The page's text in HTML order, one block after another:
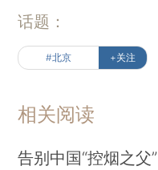
话题：
#北京 +关注
相关阅读
告别中国“控烟之父”